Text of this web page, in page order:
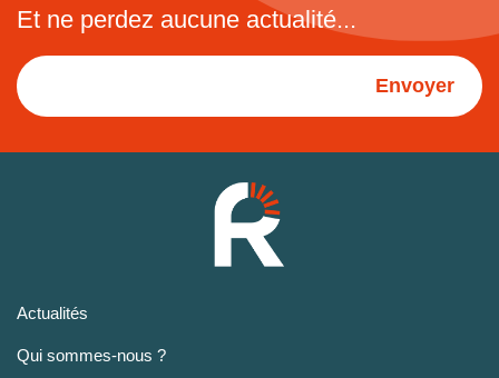
Et ne perdez aucune actualité...
Envoyer
Actualités
Qui sommes-nous ?